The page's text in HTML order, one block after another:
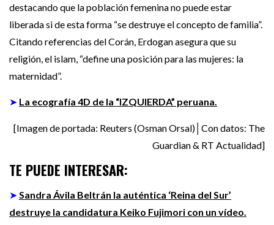
destacando que la población femenina no puede estar
liberada si de esta forma “se destruye el concepto de familia”.
Citando referencias del Corán, Erdogan asegura que su
religión, el islam, “define una posición para las mujeres: la
maternidad”.
➤ La ecografía 4D de la “IZQUIERDA” peruana.
[Imagen de portada: Reuters (Osman Orsal)│Con datos: The
Guardian & RT Actualidad]
TE PUEDE INTERESAR:
➤Sandra Ávila Beltrán la auténtica ‘Reina del Sur’
destruye la candidatura Keiko Fujimori con un vídeo.